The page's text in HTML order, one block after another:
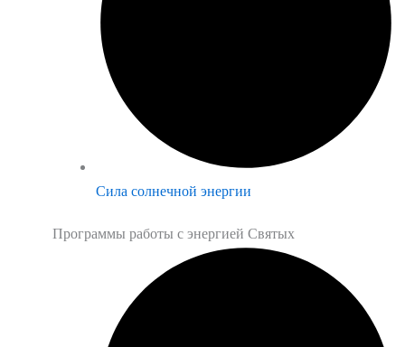
Сила солнечной энергии
Программы работы с энергией Святых